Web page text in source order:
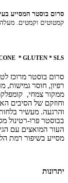
סרום בוסטר המסייע
קמטוטים וקמטים.
* GLUTEN * SLS
סרום בוסטר מרוכז
רפיון, חוסר גמישות,
ממקור צמחי,
וחוזקם של הסיבים
והרגעה. מעשיר
בבוסטר פרו-רטינול
העור המואצים עם
מסייע בשיפור רמת
יתרונות